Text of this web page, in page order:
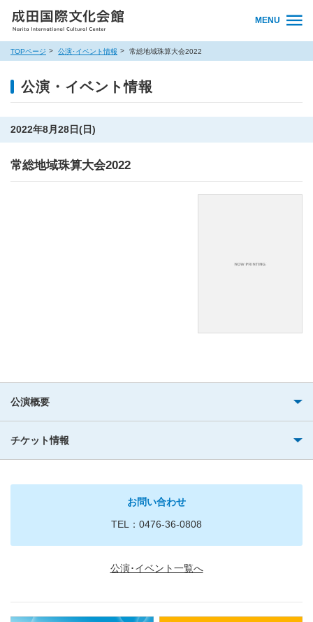
MENU
TOPページ 公演･イベント情報 常総地域珠算大会2022
公演・イベント情報
2022年8月28日(日)
常総地域珠算大会2022
公演概要
チケット情報
お問い合わせ
TEL：0476-36-0808
公演･イベント一覧へ